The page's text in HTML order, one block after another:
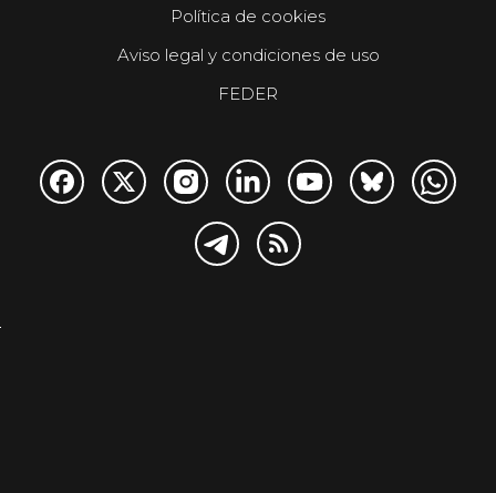
Política de cookies
Aviso legal y condiciones de uso
FEDER